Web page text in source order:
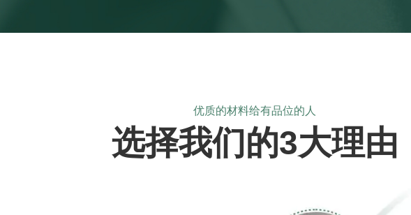
优质的材料给有品位的人
选择我们的3大理由